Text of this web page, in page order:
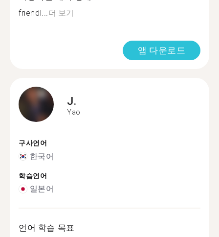
friendl...더 보기
앱 다운로드
J.
Yao
구사언어
한국어
학습언어
일본어
언어 학습 목표